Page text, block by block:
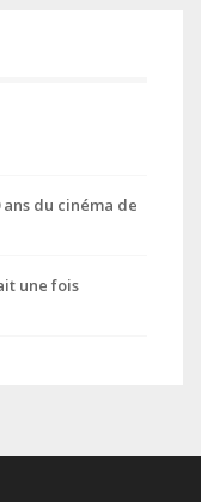
du cinéma de
une fois